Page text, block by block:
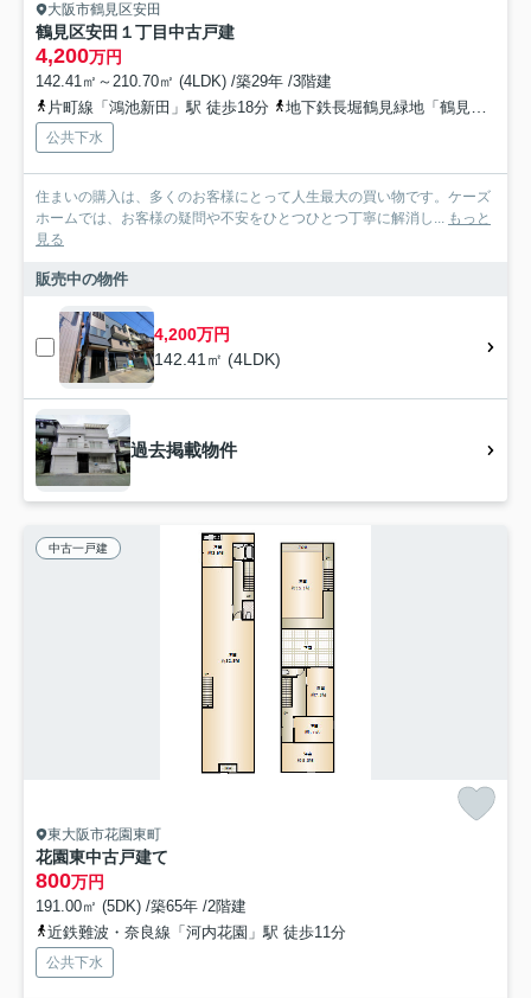
大阪市鶴見区安田
鶴見区安田１丁目中古戸建
4,200万円
142.41㎡～210.70㎡ (4LDK) /築29年 /3階建
片町線「鴻池新田」駅 徒歩18分
地下鉄長堀鶴見緑地「鶴見緑地」駅 徒歩21分
公共下水
住まいの購入は、多くのお客様にとって人生最大の買い物です。ケーズ
ホームでは、お客様の疑問や不安をひとつひとつ丁寧に解消し... もっと
見る
販売中の物件
4,200万円
142.41㎡ (4LDK)
過去掲載物件
中古一戸建
東大阪市花園東町
花園東中古戸建て
800万円
191.00㎡ (5DK) /築65年 /2階建
近鉄難波・奈良線「河内花園」駅 徒歩11分
公共下水